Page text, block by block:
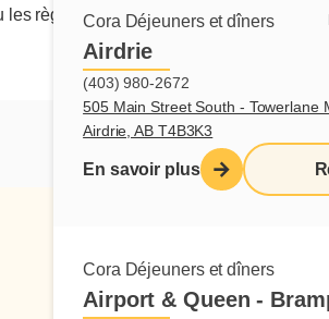
Cora Déjeuners et dîners
Airdrie
(403) 980-2672
505 Main Street South - Towerlane
Airdrie, AB T4B3K3
En savoir plus
Cora Déjeuners et dîners
Airport & Queen -
les règlements en tout temps.